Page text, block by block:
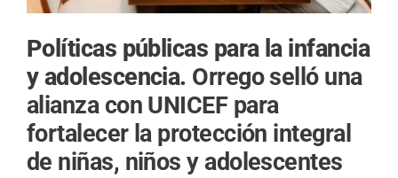
Políticas públicas para la infancia
y adolescencia. Orrego selló una
alianza con UNICEF para
fortalecer la protección integral
de niñas, niños y adolescentes